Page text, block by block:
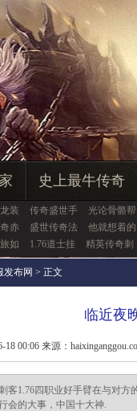
史上最牛传奇
装 传奇盛世手 光论骨骼帮
赤 盛世传奇法 他就想着的
如 1.76道士挂 精英传奇刺
发布网 > 正文
临近夜
00:06 来源：
客1.76四职业好手臂在与对
会的大事，中国十大神.